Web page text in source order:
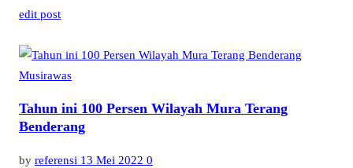
edit post
Musirawas
Tahun ini 100 Persen Wilayah Mura Terang
Benderang
by referensi 13 Mei 2022 0